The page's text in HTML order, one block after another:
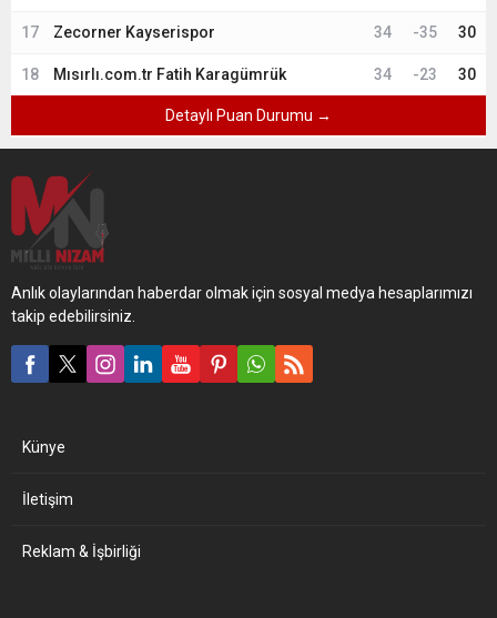
17 Zecorner Kayserispor 34 -35 30
18 Mısırlı.com.tr Fatih Karagümrük 34 -23 30
Detaylı Puan Durumu →
Anlık olaylarından haberdar olmak için sosyal medya hesaplarımızı
takip edebilirsiniz.
Künye
İletişim
Reklam & İşbirliği